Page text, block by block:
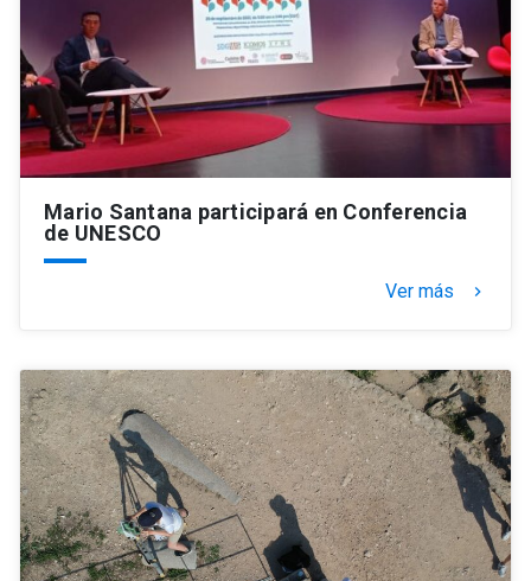
Mario Santana participará en Conferencia
de UNESCO
Ver más keyboard_arrow_right